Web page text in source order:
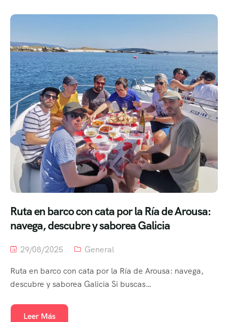
Ruta en barco con cata por la Ría de Arousa:
navega, descubre y saborea Galicia
29/08/2025
General
Ruta en barco con cata por la Ría de Arousa: navega,
descubre y saborea Galicia Si buscas…
Leer Más